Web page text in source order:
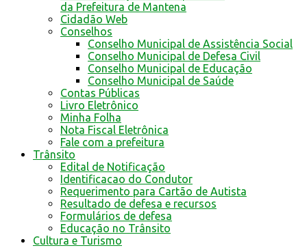
da Prefeitura de Mantena
Cidadão Web
Conselhos
Conselho Municipal de Assistência Social
Conselho Municipal de Defesa Civil
Conselho Municipal de Educação
Conselho Municipal de Saúde
Contas Públicas
Livro Eletrônico
Minha Folha
Nota Fiscal Eletrônica
Fale com a prefeitura
Trânsito
Edital de Notificação
Identificacao do Condutor
Requerimento para Cartão de Autista
Resultado de defesa e recursos
Formulários de defesa
Educação no Trânsito
Cultura e Turismo